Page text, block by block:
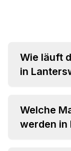
Wie läuft
in
Welche
werden in